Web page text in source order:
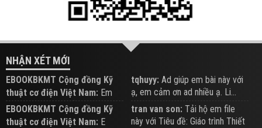
NHẬN XÉT MỚI
EBOOKBKMT Cộng đồng Kỹ
thuật cơ điện Việt Nam: Em
đăng trên Group hỗ trợ nhé
tqhuyy: Ad giúp em bài này với
ạ, em cảm ơn ad nhiều ạ. Li...
EBOOKBKMT Cộng đồng Kỹ
thuật cơ điện Việt Nam: E
tran van son: Tải hộ em file
này với Tiêu đề: Giáo trình Thiết